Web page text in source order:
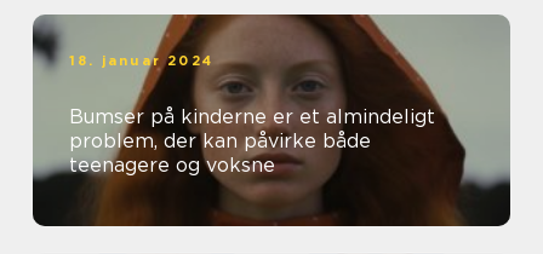
18. januar 2024
Bumser på kinderne er et almindeligt
problem, der kan påvirke både
teenagere og voksne